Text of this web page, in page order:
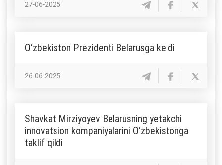
27-06-2025
O‘zbekiston Prezidenti Belarusga keldi
26-06-2025
Shavkat Mirziyoyev Belarusning yetakchi
innovatsion kompaniyalarini O‘zbekistonga
taklif qildi